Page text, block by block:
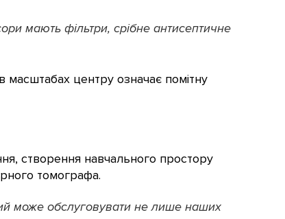
мають фільтри, срібне антисептичне
масштабах центру означає помітну
створення навчального простору
томографа.
може обслуговувати не лише наших